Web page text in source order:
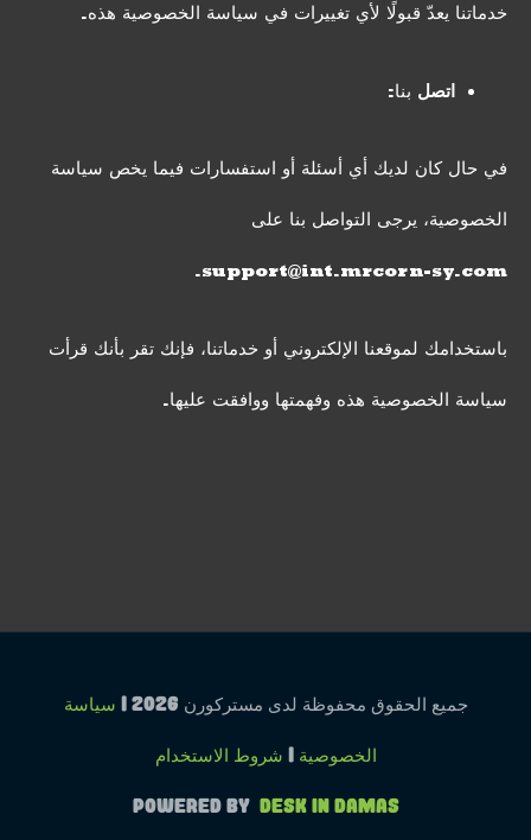
خدماتنا يعدّ قبولًا لأي تغييرات في سياسة الخصوصية هذه.
اتصلبنا:
في حال كان لديك أي أسئلة أو استفسارات فيما يخص سياسة
الخصوصية، يرجى التواصل بنا على
support@int.mrcorn-sy.com
.
باستخدامك لموقعنا الإلكتروني أو خدماتنا، فإنك تقر بأنك قرأت
سياسة الخصوصية هذه وفهمتها ووافقت عليها.
جميع الحقوق محفوظة لدى مستركورن 2026 | سياسة
الخصوصية| شروط الاستخدام
Powered by Desk in Damas